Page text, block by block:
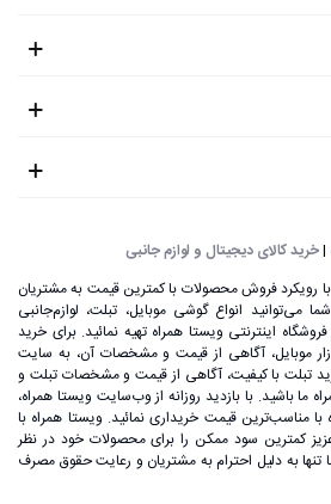
|خرید کالای دیجیتال و لوازم جانبی
با رویکرد فروش محصولات با کمترین قیمت به مشتریان
می‌توانید انواع گوشی موبایل، تبلت، لوازم‌جانبی
اینترنتی ویستا همراه تهیه نمائید. برای خرید
موبایل، آگاهی از قیمت و مشخصات آن، به ‌سایت
تبلت با کیفیت، آگاهی از قیمت و مشخصات تبلت و
ما باشید. با بازدید روزانه از وب‌سایت ویستا همراه،
مناسب‌ترین قیمت خریداری نمائید. ویستا همراه با
کمترین سود ممکن را برای محصولات خود در نظر
به دلیل احترام به مشتریان و رعایت حقوق مصرف